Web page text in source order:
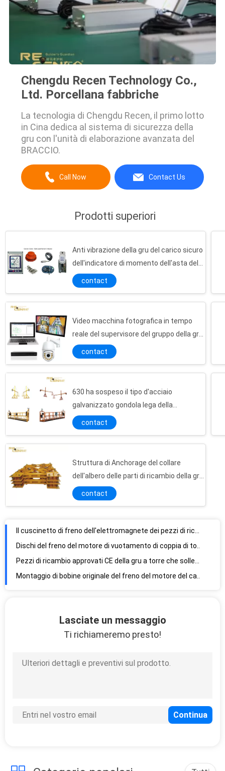
Chengdu Recen Technology Co.,
Ltd. Porcellana fabbriche
La tecnologia di Chengdu Recen, il primo lotto
in Cina dedica al sistema di sicurezza della
gru con l'unità di elaborazione avanzata del
BRACCIO.
Call Now Contact Us
Prodotti superiori
Anti vibrazione della gru del carico sicuro
dell'indicatore di momento dell'asta del
camion di uso duraturo della gru
contact
Video macchina fotografica in tempo
reale del supervisore del gruppo della gru
a torre del sistema di controllo
contact
630 ha sospeso il tipo d'acciaio
galvanizzato gondola lega della
piattaforma di alluminio
contact
Struttura di Anchorage del collare
dell'albero delle parti di ricambio della gru
di alta precisione
contact
Il cuscinetto di freno dell'elettromagnete dei pezzi di ricambio della gru a torre della costruzione parte la sostituzione
Dischi del freno del motore di vuotamento di coppia di torsione dei pezzi di ricambio della gru a torre dei cuscinetti di freno
Pezzi di ricambio approvati CE della gru a torre che sollevano il blocchetto dei cuscinetti del freno a disco del motore
Montaggio di bobine originale del freno del motore del carrello dei pezzi di ricambio della gru a torre della gru
Touch screen a 10 pollici antiurto visibile del monitor di sistema della gru a torre dell'esposizione
Lasciate un messaggio
Ti richiameremo presto!